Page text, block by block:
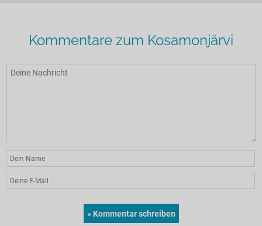
Kommentare zum Kosamonjärvi